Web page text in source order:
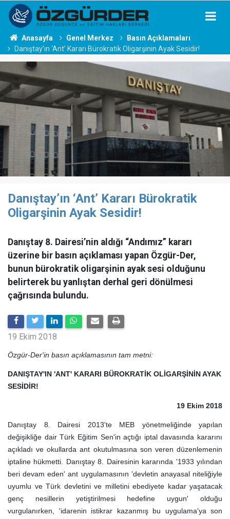
Anasayfa Genel Merkez
Basın Açıklamaları
Danıştay’ın ‘Ant’ Kararı Bürokratik Oligarşinin Ayak Sesidir!
Danıştay’ın ‘Ant’ Kararı Bürokratik
Oligarşinin Ayak Sesidir!
Danıştay 8. Dairesi’nin aldığı “Andımız” kararı
üzerine bir basın açıklaması yapan Özgür-Der,
bunun bürokratik oligarşinin ayak sesi olduğunu
belirterek bu yanlıştan derhal geri dönülmesi
çağrısında bulundu.
19 Ekim 2018
Özgür-Der'in basın açıklamasının tam metni:
DANIŞTAY'IN 'ANT' KARARI BÜROKRATİK OLİGARŞİNİN AYAK
SESİDİR!
19 Ekim 2018
Danıştay 8. Dairesi 2013'te MEB yönetmeliğinde yapılan
değişikliğe dair Türk Eğitim Sen'in açtığı iptal davasında kararını
açıkladı ve okullarda ant okutulmasına son veren düzenlemenin
iptaline hükmetti. Danıştay 8. Dairesinin kararında '1933 yılından
beri devam eden' ant uygulamasının 'devletin anayasal niteliğiyle
uyumlu ve Türk devletini ve milletini ebediyete kadar yaşatacak
genç nesillerin yetiştirilmesi hedefine uygun' olduğu
vurgulanırken, 'idarenin istikrar kazanmış bu uygulama'ya son